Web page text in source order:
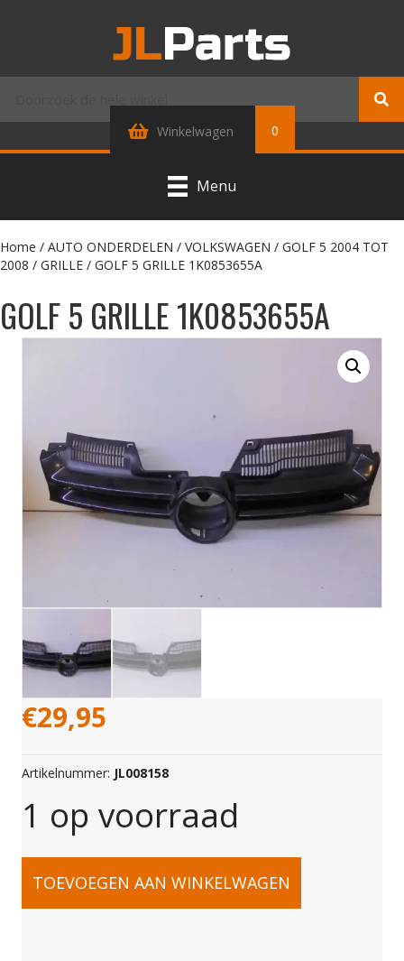
Winkelwagen 0
Menu
Home / AUTO ONDERDELEN / VOLKSWAGEN / GOLF 5 2004 TOT
2008 / GRILLE / GOLF 5 GRILLE 1K0853655A
GOLF 5 GRILLE 1K0853655A
€29,95
Artikelnummer: JL008158
1 op voorraad
GOLF
TOEVOEGEN AAN WINKELWAGEN